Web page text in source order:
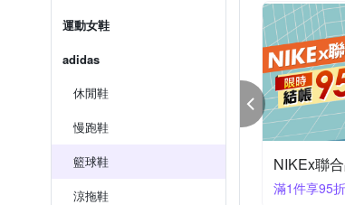
運動女鞋
adidas
休閒鞋
慢跑鞋
籃球鞋
涼拖鞋
NIKEx聯
滿1件享95折